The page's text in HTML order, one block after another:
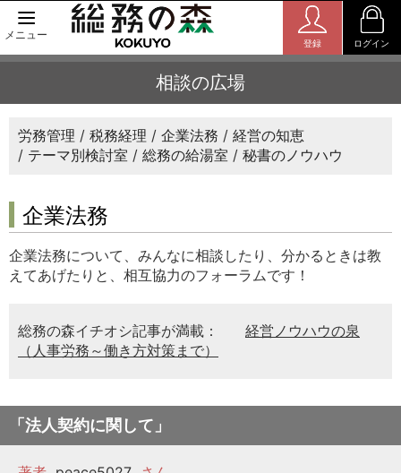
メニュー
登録 ログイン
相談の広場
労務管理 税務経理 企業法務
経営の知恵
テーマ別検討室
総務の給湯室 秘書のノウハウ
企業法務
企業法務について、みんなに相談したり、分かるときは教
えてあげたりと、相互協力のフォーラムです！
総務の森イチオシ記事が満載：
経営ノウハウの泉
（人事労務～働き方対策まで）
「法人契約に関して」